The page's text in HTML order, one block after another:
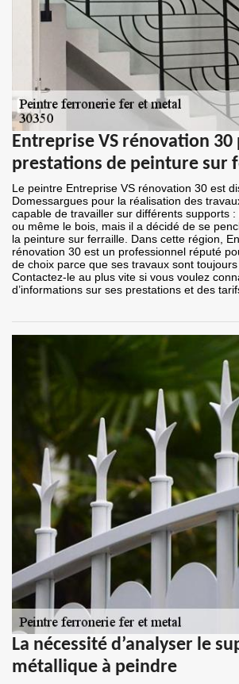
Entreprise VS rénovation 30
prestations de peinture sur
Le peintre Entreprise VS rénovation 30 est
Domessargues pour la réalisation des
capable de travailler sur différents supports :
ou même le bois, mais il a décidé de se
la peinture sur ferraille. Dans cette région,
rénovation 30 est un professionnel réputé
de choix parce que ses travaux sont
Contactez-le au plus vite si vous voulez
d’informations sur ses prestations et des
La nécessité d’analyser le
métallique à peindre